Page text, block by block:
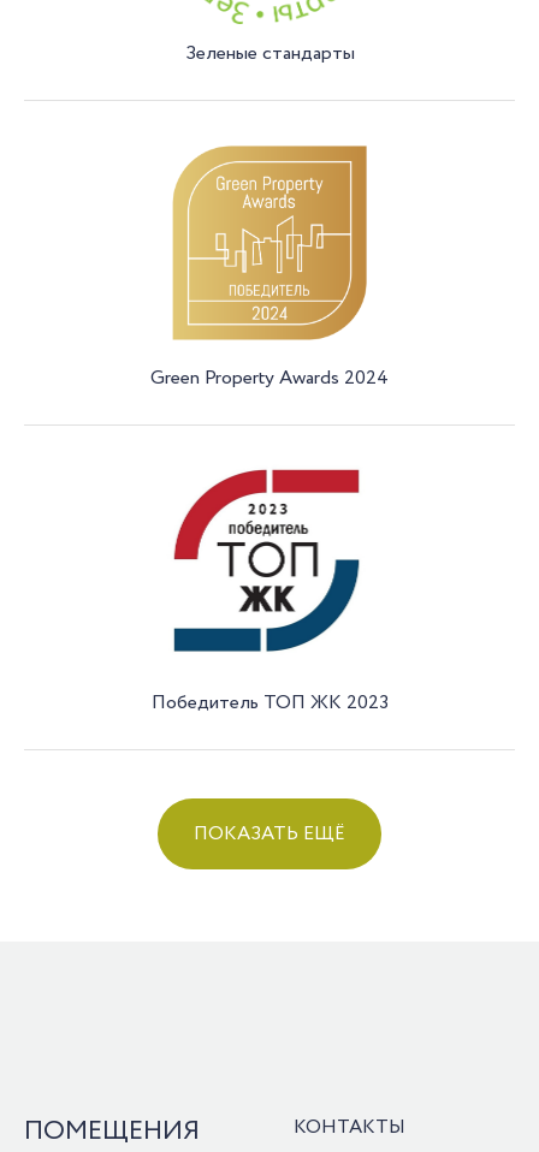
Зеленые стандарты
Green Property Awards 2024
Победитель ТОП ЖК 2023
ПОКАЗАТЬ ЕЩЁ
ПОМЕЩЕНИЯ
КОНТАКТЫ